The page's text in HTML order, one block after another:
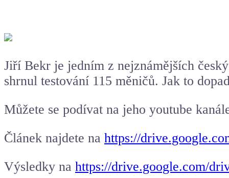
Jiří Bekr je jedním z nejznámějších
shrnul testování 115 měničů. Jak to
Můžete se podívat na jeho youtube
Článek najdete na https://
Výsledky na https://drive.google.com/